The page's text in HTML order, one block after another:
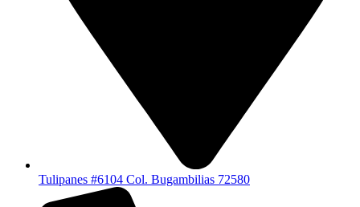
Tulipanes #6104 Col. Bugambilias 72580